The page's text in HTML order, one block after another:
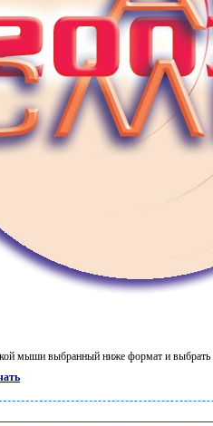
мыши выбранный ниже формат и выбрать